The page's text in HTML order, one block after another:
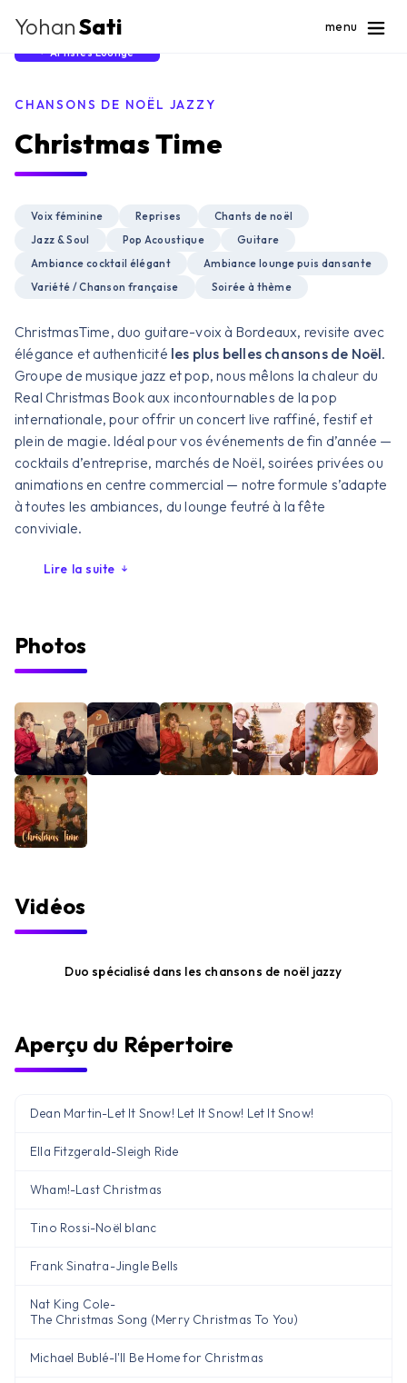
YohanSati menu
Artistes Lounge
CHANSONS DE NOËL JAZZY
Christmas Time
Voix féminine Reprises
Chants de noël
Jazz & Soul
Pop Acoustique
Guitare
Ambiance cocktail élégant
Ambiance lounge puis dansante
Variété / Chanson française
Soirée à thème
ChristmasTime, duo guitare-voix à Bordeaux, revisite avec
élégance et authenticité les plus belles chansons de Noël.
Groupe de musique jazz et pop, nous mêlons la chaleur du
Real Christmas Book aux incontournables de la pop
internationale, pour offrir un concert live raffiné, festif et
plein de magie. Idéal pour vos événements de fin d’année —
cocktails d’entreprise, marchés de Noël, soirées privées ou
animations en centre commercial — notre formule s’adapte
à toutes les ambiances, du lounge feutré à la fête
conviviale.
Lire la suite
Photos
Vidéos
Duo spécialisé dans les chansons de noël jazzy
Aperçu du Répertoire
Dean Martin-Let It Snow! Let It Snow! Let It Snow!
Ella Fitzgerald-Sleigh Ride
Wham!-Last Christmas
Tino Rossi-Noël blanc
Frank Sinatra-Jingle Bells
Nat King Cole-
The Christmas Song (Merry Christmas To You)
Michael Bublé-I'll Be Home for Christmas